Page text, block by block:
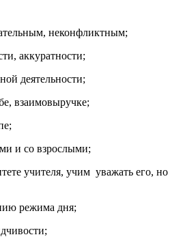
неконфликтным;
аккуратности;
деятельности;
взаимовыручке;
и со взрослыми;
учителя, учим уважать его, но
режима дня;